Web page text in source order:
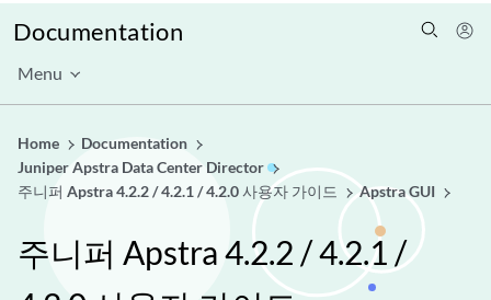
Documentation
Menu
Home
Documentation
Juniper Apstra Data Center Director
주니퍼 Apstra 4.2.2 / 4.2.1 / 4.2.0 사용자 가이드
Apstra GUI
주니퍼 Apstra 4.2.2 / 4.2.1 /